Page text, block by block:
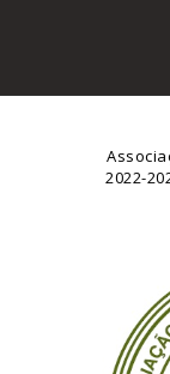
2022-